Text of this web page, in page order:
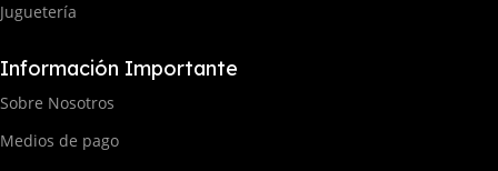
Juguetería
Información Importante
Sobre Nosotros
Medios de pago